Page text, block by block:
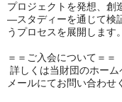
プロジェクトを発想、創
―スタディーを通じて検
うプロセスを展開します。
＝＝ご入会について＝＝
詳しくは当財団のホー
メールにてお問い合わせ